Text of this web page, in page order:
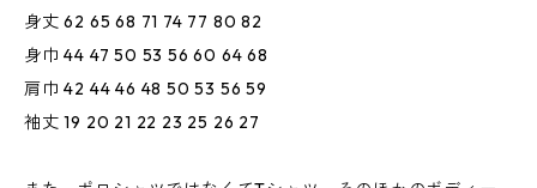
身丈 62 65 68 71 74 77 80 82
身巾 44 47 50 53 56 60 64 68
肩巾 42 44 46 48 50 53 56 59
袖丈 19 20 21 22 23 25 26 27